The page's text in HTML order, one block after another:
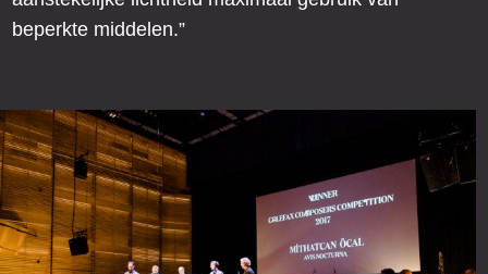
beperkte middelen.”